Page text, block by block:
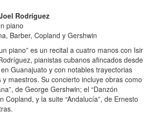
Rodríguez
piano
Barber, Copland y Gershwin
piano” es un recital a cuatro manos con Isir
pianistas cubanos afincados desde
Guanajuato y con notables trayectorias
maestros. Su concierto incluye obras como
de George Gershwin; el “Danzón
Copland, y la suite “Andalucía”, de Ernesto